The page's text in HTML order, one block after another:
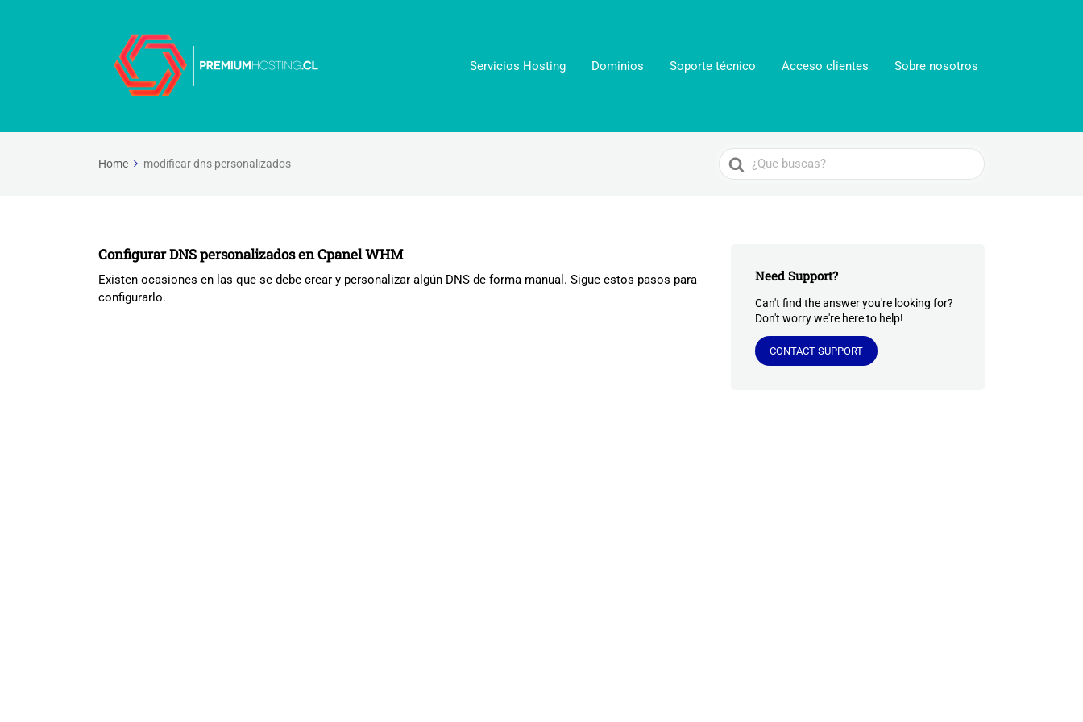
Servicios Hosting Dominios Soporte técnico Acceso clientes Sobre nosotros
Home modificar dns personalizados
Search
For
Configurar DNS personalizados en Cpanel WHM
Existen ocasiones en las que se debe crear y personalizar algún DNS de forma manual. Sigue estos pasos para
configurarlo.
Need Support?
Can't find the answer you're looking for?
Don't worry we're here to help!
CONTACT SUPPORT